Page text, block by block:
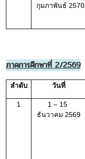
กุมภาพันธ์ 2570
ภาคการศึกษาที่ 2/2569
ลำดับ วันที่
1
1 – 15
ธันวาคม 2569